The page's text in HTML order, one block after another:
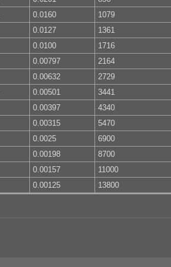
0.0160
1079
0.0127
1361
0.0100
1716
0.00797
2164
0.00632
2729
0.00501
3441
0.00397
4340
0.00315
5470
0.0025
6900
0.00198
8700
0.00157
11000
0.00125 13800